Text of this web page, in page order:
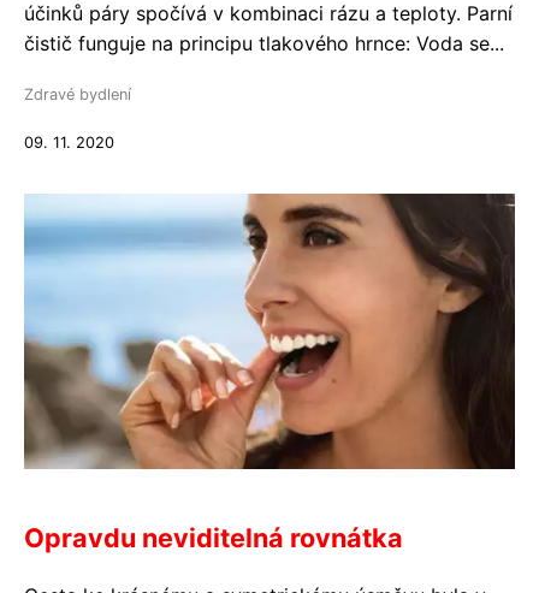
účinků páry spočívá v kombinaci rázu a teploty. Parní
čistič funguje na principu tlakového hrnce: Voda se...
Zdravé bydlení
09. 11. 2020
Opravdu neviditelná rovnátka